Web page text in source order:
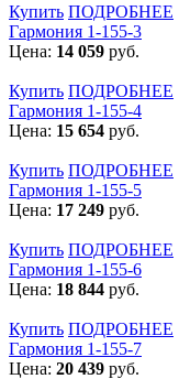
Купить ПОДРОБНЕЕ
Гармония 1-155-3
Цена: 14 059 руб.
Купить ПОДРОБНЕЕ
Гармония 1-155-4
Цена: 15 654 руб.
Купить ПОДРОБНЕЕ
Гармония 1-155-5
Цена: 17 249 руб.
Купить ПОДРОБНЕЕ
Гармония 1-155-6
Цена: 18 844 руб.
Купить ПОДРОБНЕЕ
Гармония 1-155-7
Цена: 20 439 руб.